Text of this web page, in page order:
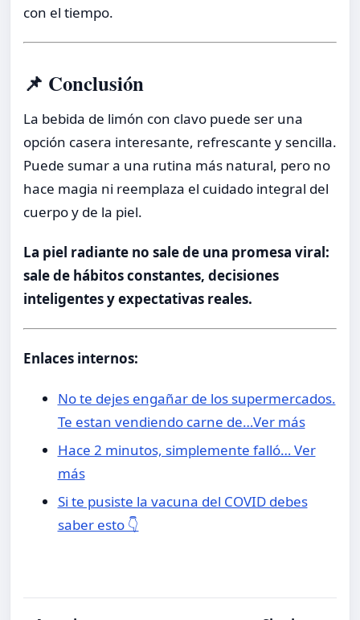
con el tiempo.
📌 Conclusión
La bebida de limón con clavo puede ser una
opción casera interesante, refrescante y sencilla.
Puede sumar a una rutina más natural, pero no
hace magia ni reemplaza el cuidado integral del
cuerpo y de la piel.
La piel radiante no sale de una promesa viral:
sale de hábitos constantes, decisiones
inteligentes y expectativas reales.
Enlaces internos:
No te dejes engañar de los supermercados.
Te estan vendiendo carne de…Ver más
Hace 2 minutos, simplemente falló… Ver
más
Si te pusiste la vacuna del COVID debes
saber esto 👇